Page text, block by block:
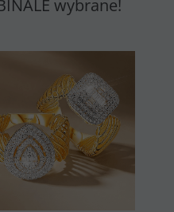
wybrane!